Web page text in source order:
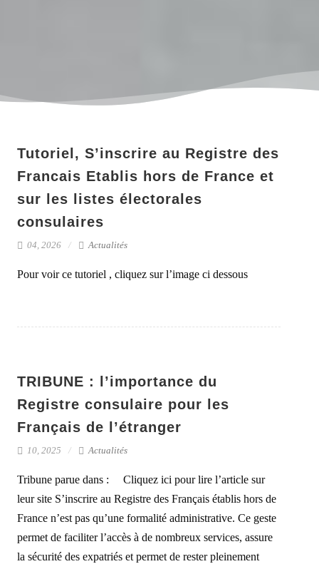
Tutoriel, S’inscrire au Registre des
Francais Etablis hors de France et
sur les listes électorales
consulaires
04, 2026 Actualités
Pour voir ce tutoriel , cliquez sur l’image ci dessous
TRIBUNE : l’importance du
Registre consulaire pour les
Français de l’étranger
10, 2025 Actualités
Tribune parue dans : Cliquez ici pour lire l’article sur
leur site S’inscrire au Registre des Français établis hors de
France n’est pas qu’une formalité administrative. Ce geste
permet de faciliter l’accès à de nombreux services, assure
la sécurité des expatriés et permet de rester pleinement